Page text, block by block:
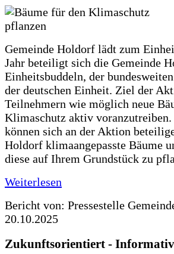
Gemeinde Holdorf lädt zum
Jahr beteiligt sich die Gemeinde
Einheitsbuddeln, der
der deutschen Einheit. Ziel der
Teilnehmern wie möglich neue
Klimaschutz aktiv
können sich an der Aktion
Holdorf klimaangepasste Bäume
diese auf Ihrem Grundstück zu
Weiterlesen
Bericht von: Pressestelle
20.10.2025
Zukunftsorientiert - Informativ